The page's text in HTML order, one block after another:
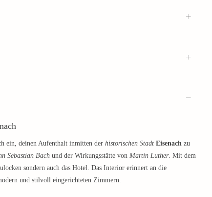
ein, deinen Aufenthalt inmitten der historischen Stadt Eisenach zu
Sebastian Bach und der Wirkungsstätte von Martin Luther. Mit dem
sondern auch das Hotel. Das Interior erinnert an die
und stilvoll eingerichteten Zimmern.